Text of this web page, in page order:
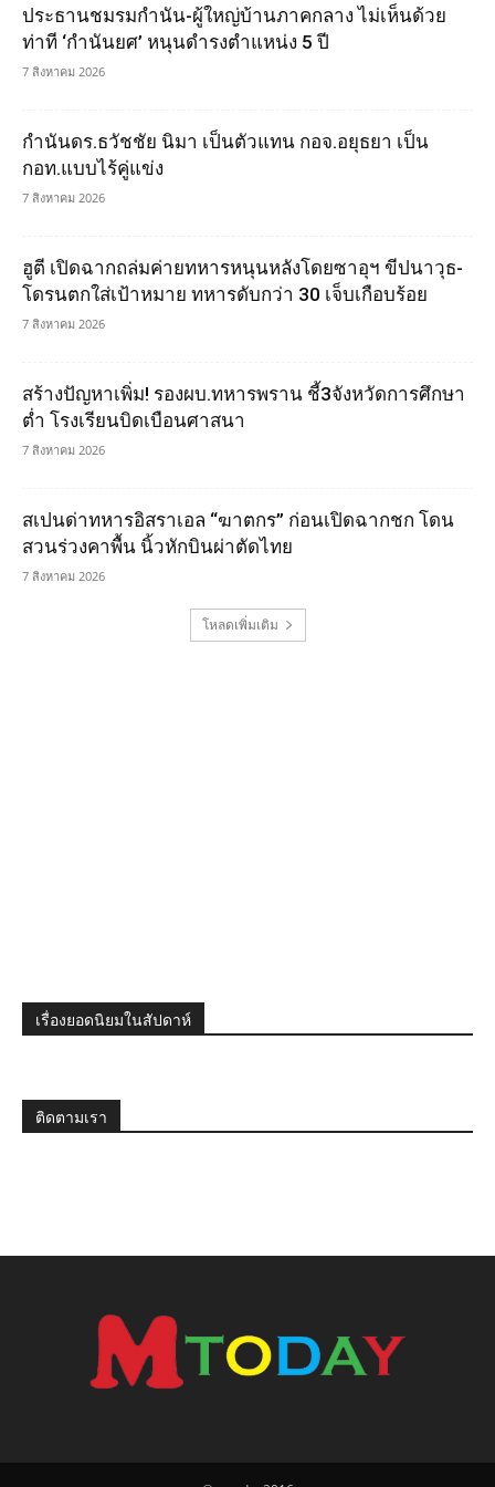
ประธานชมรมกำนัน-ผู้ใหญ่บ้านภาคกลาง ไม่เห็นด้วย
ท่าที ‘กำนันยศ’ หนุนดำรงตำแหน่ง 5 ปี
7 สิงหาคม 2026
กำนันดร.ธวัชชัย นิมา เป็นตัวแทน กอจ.อยุธยา เป็น
กอท.แบบไร้คู่แข่ง
7 สิงหาคม 2026
ฮูตี เปิดฉากถล่มค่ายทหารหนุนหลังโดยซาอุฯ ขีปนาวุธ-
โดรนตกใส่เป้าหมาย ทหารดับกว่า 30 เจ็บเกือบร้อย
7 สิงหาคม 2026
สร้างปัญหาเพิ่ม! รองผบ.ทหารพราน ชี้3จังหวัดการศึกษา
ต่ำ โรงเรียนบิดเบือนศาสนา
7 สิงหาคม 2026
สเปนด่าทหารอิสราเอล “ฆาตกร” ก่อนเปิดฉากชก โดน
สวนร่วงคาพื้น นิ้วหักบินผ่าตัดไทย
7 สิงหาคม 2026
โหลดเพิ่มเติม
เรื่องยอดนิยมในสัปดาห์
ติดตามเรา